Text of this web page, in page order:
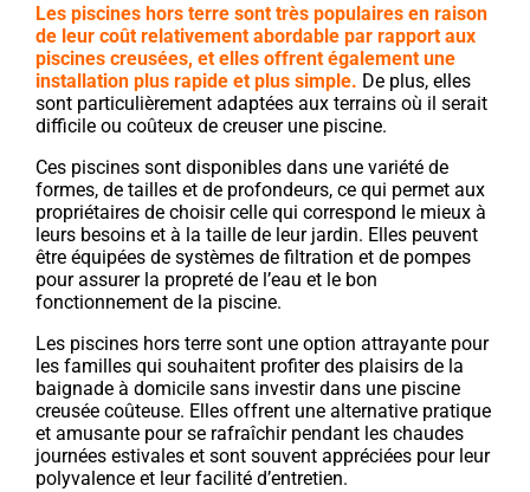
Les piscines hors terre sont très populaires en raison
de leur coût relativement abordable par rapport aux
piscines creusées, et elles offrent également une
installation plus rapide et plus simple. De plus, elles
sont particulièrement adaptées aux terrains où il serait
difficile ou coûteux de creuser une piscine.
Ces piscines sont disponibles dans une variété de
formes, de tailles et de profondeurs, ce qui permet aux
propriétaires de choisir celle qui correspond le mieux à
leurs besoins et à la taille de leur jardin. Elles peuvent
être équipées de systèmes de filtration et de pompes
pour assurer la propreté de l’eau et le bon
fonctionnement de la piscine.
Les piscines hors terre sont une option attrayante pour
les familles qui souhaitent profiter des plaisirs de la
baignade à domicile sans investir dans une piscine
creusée coûteuse. Elles offrent une alternative pratique
et amusante pour se rafraîchir pendant les chaudes
journées estivales et sont souvent appréciées pour leur
polyvalence et leur facilité d’entretien.